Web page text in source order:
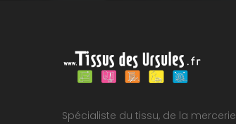
Spécialiste du tissu, de la mercerie